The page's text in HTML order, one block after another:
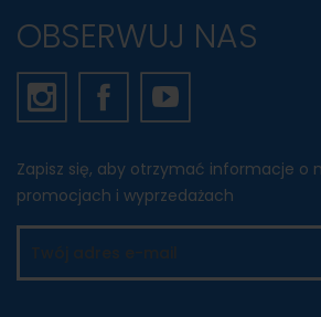
OBSERWUJ NAS
Zapisz się, aby otrzymać informacje o
promocjach i wyprzedażach